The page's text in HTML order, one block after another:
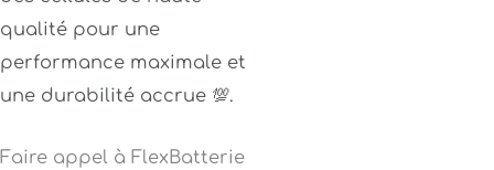
qualité pour une
performance maximale et
une durabilité accrue 💯.
Faire appel à FlexBatterie